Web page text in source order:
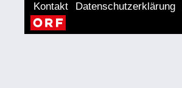
Kontakt Datenschutzerklärung